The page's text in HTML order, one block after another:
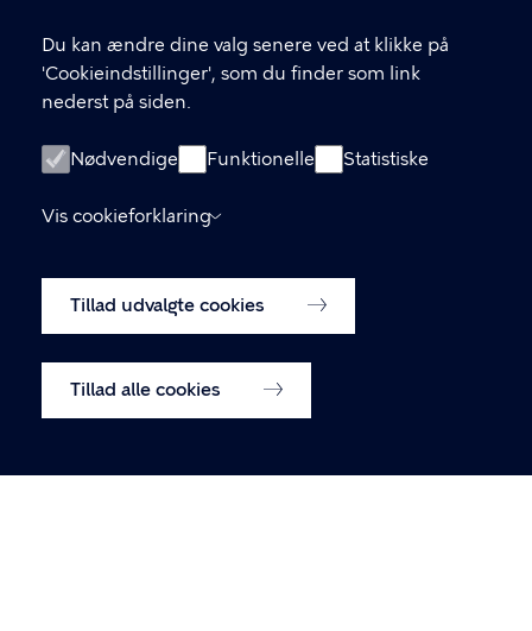
Du kan ændre dine valg senere ved at klikke på
'Cookieindstillinger', som du finder som link
nederst på siden.
Nødvendige Funktionelle Statistiske
Vis cookieforklaring
Tillad udvalgte cookies
Tillad alle cookies
KONTAKT
Københavns Kommune Nyropsgade 3, 1602
33 66 33 66
Tilmeld dig vores nyhedsbrev
Cookiepolitik